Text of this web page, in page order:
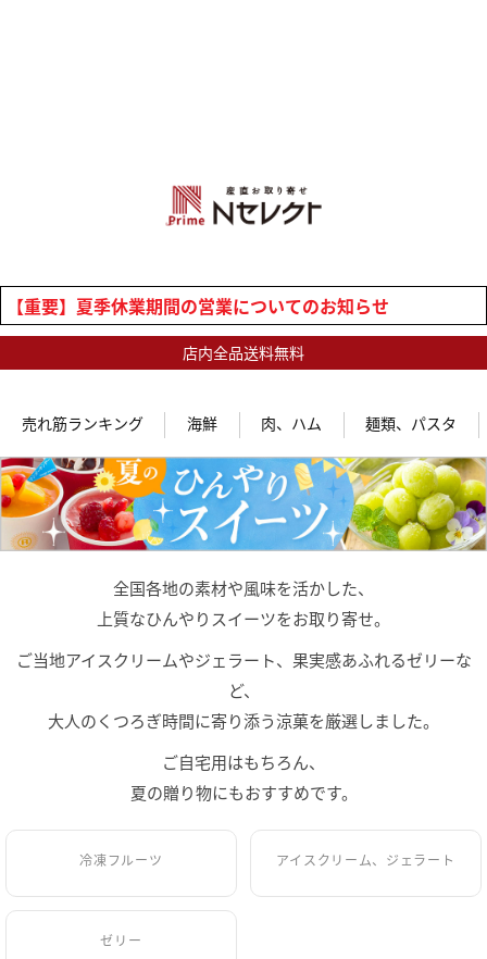
【重要】夏季休業期間の営業についてのお知らせ
店内全品送料無料
売れ筋ランキング 海鮮 肉、ハム 麺類、パスタ
全国各地の素材や風味を活かした、
上質なひんやりスイーツをお取り寄せ。
ご当地アイスクリームやジェラート、果実感あふれるゼリーな
ど、
大人のくつろぎ時間に寄り添う涼菓を厳選しました。
ご自宅用はもちろん、
夏の贈り物にもおすすめです。
冷凍フルーツ アイスクリーム、ジェラート
ゼリー